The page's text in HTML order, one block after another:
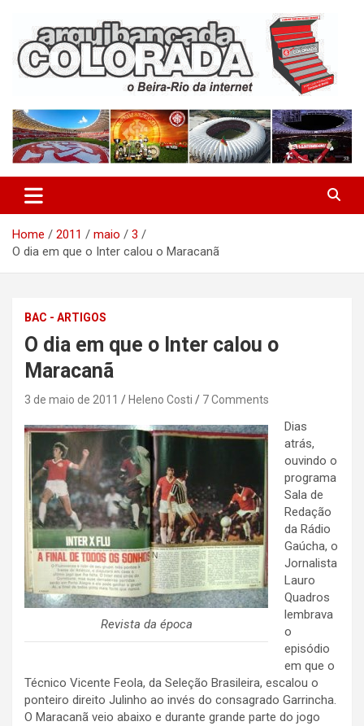
content
Arquibancada Colorada
Home 2011 maio
3
O dia em que o Inter calou o Maracanã
BAC - ARTIGOS
O dia em que o Inter calou o
Maracanã
3 de maio de 2011 Heleno Costi 7 Comments
Revista da época
Dias
atrás,
ouvindo o
programa
Sala de
Redação
da Rádio
Gaúcha, o
Jornalista
Lauro
Quadros
lembrava
o
episódio
em que o
Técnico Vicente Feola, da Seleção Brasileira, escalou o
ponteiro direito Julinho ao invés do consagrado Garrincha.
O Maracanã veio abaixo e durante grande parte do jogo